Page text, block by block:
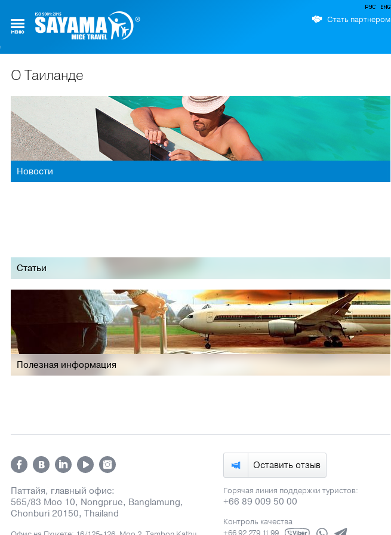
Стать партнером
О Таиланде
Новости
Статьи
Полезная информация
Оставить отзыв
Паттайя, главный офис:
565/83 Moo 10, Nongprue, Banglamung,
Chonburi 20150, Thailand
Горячая линия поддержки туристов:
+66 89 009 50 00
Контроль качества